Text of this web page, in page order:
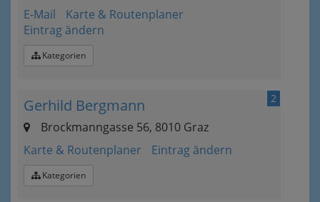
E-Mail
Karte & Routenplaner
Eintrag ändern
Kategorien
2
Gerhild Bergmann
Brockmanngasse 56, 8010 Graz
Karte & Routenplaner
Eintrag ändern
Kategorien